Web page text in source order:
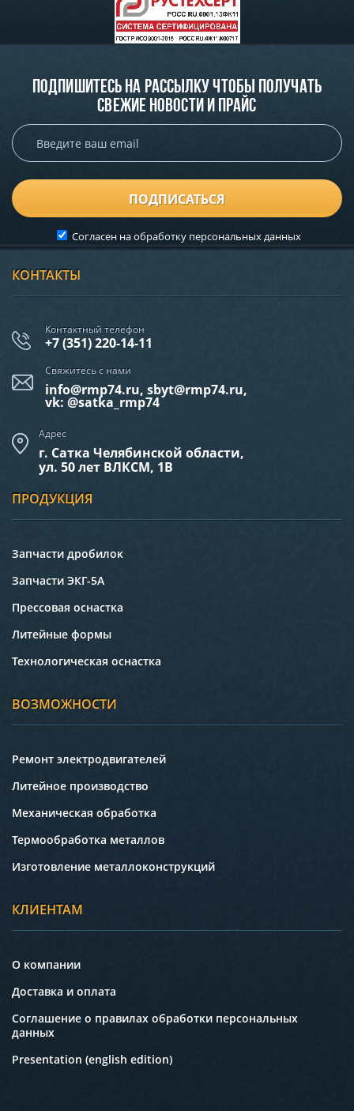
Подпишитесь на рассылку чтобы получать
свежие новости и прайс
ПОДПИСАТЬСЯ
Согласен на обработку персональных данных
КОНТАКТЫ
Контактный телефон
+7 (351) 220-14-11
Свяжитесь с нами
info@rmp74.ru, sbyt@rmp74.ru,
vk: @satka_rmp74
Адрес
г. Сатка Челябинской области,
ул. 50 лет ВЛКСМ, 1В
ПРОДУКЦИЯ
Запчасти дробилок
Запчасти ЭКГ-5А
Прессовая оснастка
Литейные формы
Технологическая оснастка
ВОЗМОЖНОСТИ
Ремонт электродвигателей
Литейное производство
Механическая обработка
Термообработка металлов
Изготовление металлоконструкций
КЛИЕНТАМ
О компании
Доставка и оплата
Соглашение о правилах обработки персональных
данных
Presentation (english edition)